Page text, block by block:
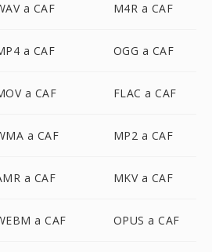
a CAF M4R a CAF
a CAF OGG a CAF
a CAF FLAC a CAF
a CAF MP2 a CAF
a CAF MKV a CAF
a CAF OPUS a CAF